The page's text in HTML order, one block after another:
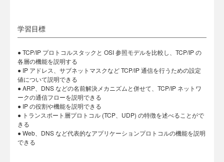
学習目標
● TCP/IP プロトコルスタックと OSI 参照モデルを比較し、TCP/IP の
各層の機能を説明する
● IP アドレス、サブネットマスクなど TCP/IP 通信を行うための設定
値について説明できる
● ARP、DNS などの名前解決メカニズムと併せて、TCP/IP ネットワ
ークの通信フローを説明できる
● IP の役割や機能を説明できる
● トランスポート層プロトコル (TCP、UDP) の特徴を述べることがで
きる
● Web、DNS など代表的なアプリケーションプロトコルの機能を説明
できる